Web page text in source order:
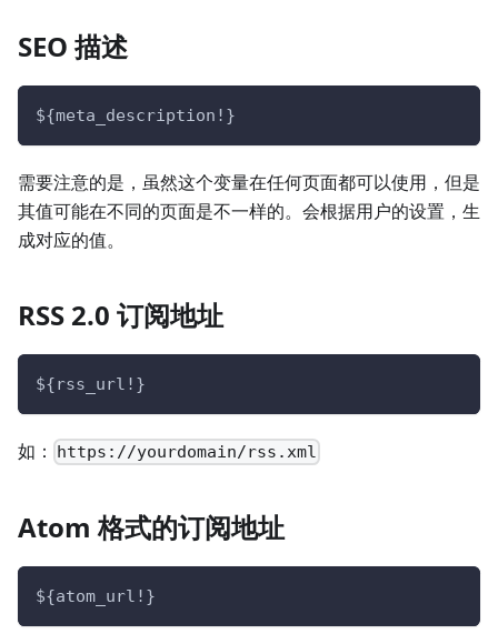
SEO 描述
${meta_description!}
需要注意的是，虽然这个变量在任何页面都可以使用，但是
其值可能在不同的页面是不一样的。会根据用户的设置，生
成对应的值。
RSS 2.0 订阅地址
${rss_url!}
如： https://yourdomain/rss.xml
Atom 格式的订阅地址
${atom_url!}